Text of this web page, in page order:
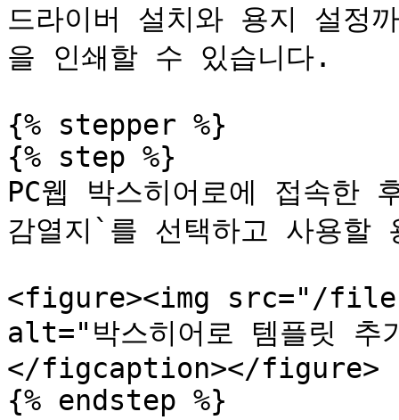
드라이버 설치와 용지 설정
을 인쇄할 수 있습니다.
{% stepper %}
{% step %}
PC웹 박스히어로에 접속
감열지`를 선택하고 사용할
<figure><img src="/files/
alt="박스히어로 템플릿
</figcaption></figure>
{% endstep %}